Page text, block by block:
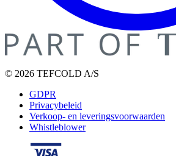
© 2026 TEFCOLD A/S
GDPR
Privacybeleid
Verkoop- en leveringsvoorwaarden
Whistleblower